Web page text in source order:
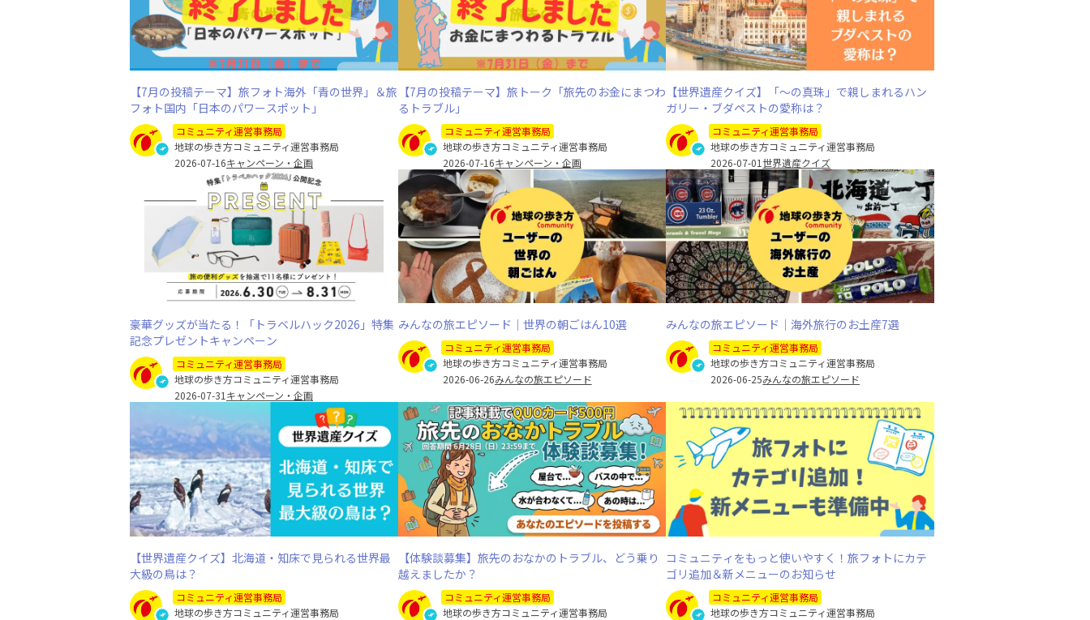
【7月の投稿テーマ】旅フォト海外「青の世界」＆旅
フォト国内「日本のパワースポット」
コミュニティ運営事務局
地球の歩き方コミュニティ運営事務局
2026-07-16キャンペーン・企画
【7月の投稿テーマ】旅トーク「旅先のお金にまつわ
るトラブル」
コミュニティ運営事務局
地球の歩き方コミュニティ運営事務局
2026-07-16キャンペーン・企画
【世界遺産クイズ】「～の真珠」で親しまれるハン
ガリー・ブダペストの愛称は？
コミュニティ運営事務局
地球の歩き方コミュニティ運営事務局
2026-07-01世界遺産クイズ
豪華グッズが当たる！「トラベルハック2026」特集
記念プレゼントキャンペーン
コミュニティ運営事務局
地球の歩き方コミュニティ運営事務局
2026-07-31 キャンペーン・企画
みんなの旅エピソード｜世界の朝ごはん10選
コミュニティ運営事務局
地球の歩き方コミュニティ運営事務局
2026-06-26みんなの旅エピソード
みんなの旅エピソード｜海外旅行のお土産7選
コミュニティ運営事務局
地球の歩き方コミュニティ運営事務局
2026-06-25みんなの旅エピソード
【世界遺産クイズ】北海道・知床で見られる世界最
大級の鳥は？
コミュニティ運営事務局
地球の歩き方コミュニティ運営事務局
【体験談募集】旅先のおなかのトラブル、どう乗り
越えましたか？
コミュニティ運営事務局
地球の歩き方コミュニティ運営事務局
コミュニティをもっと使いやすく！旅フォトにカテ
ゴリ追加＆新メニューのお知らせ
コミュニティ運営事務局
地球の歩き方コミュニティ運営事務局